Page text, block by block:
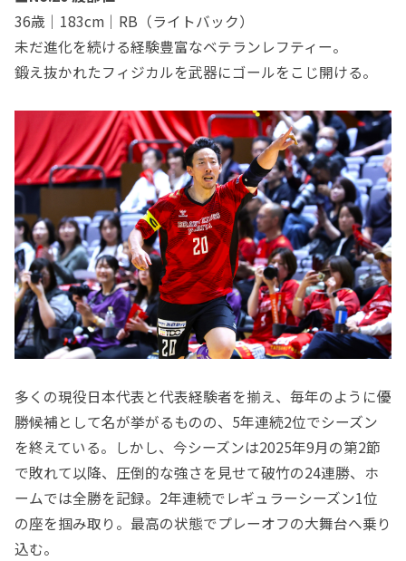
36歳｜183cm｜RB（ライトバック）
未だ進化を続ける経験豊富なベテランレフティー。
鍛え抜かれたフィジカルを武器にゴールをこじ開ける。
多くの現役日本代表と代表経験者を揃え、毎年のように優
勝候補として名が挙がるものの、5年連続2位でシーズン
を終えている。しかし、今シーズンは2025年9月の第2節
で敗れて以降、圧倒的な強さを見せて破竹の24連勝、ホ
ームでは全勝を記録。2年連続でレギュラーシーズン1位
の座を掴み取り。最高の状態でプレーオフの大舞台へ乗り
込む。